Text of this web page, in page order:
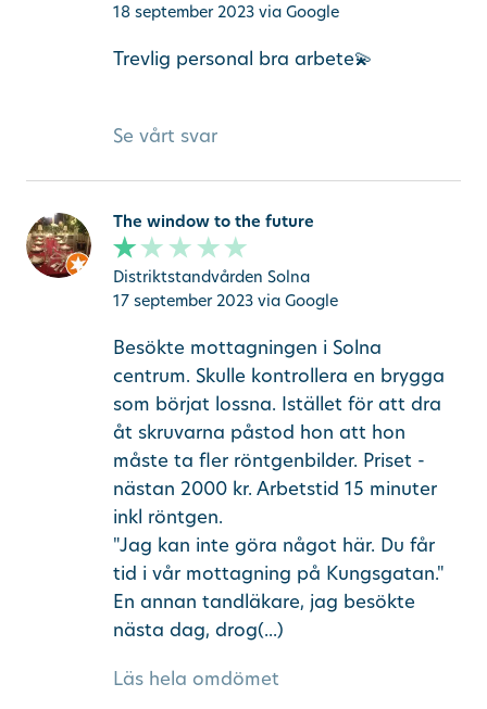
18 september 2023 via Google
Trevlig personal bra arbete💫
Se vårt svar
The window to the future
Distriktstandvården Solna
17 september 2023 via Google
Besökte mottagningen i Solna
centrum. Skulle kontrollera en brygga
som börjat lossna. Istället för att dra
åt skruvarna påstod hon att hon
måste ta fler röntgenbilder. Priset -
nästan 2000 kr. Arbetstid 15 minuter
inkl röntgen.
"Jag kan inte göra något här. Du får
tid i vår mottagning på Kungsgatan."
En annan tandläkare, jag besökte
nästa dag, drog(...)
Läs hela omdömet